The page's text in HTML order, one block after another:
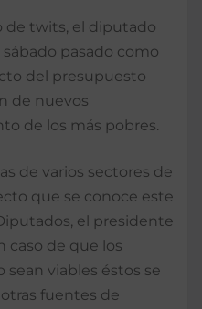
de twits, el diputado
pasado como
del presupuesto
de nuevos
de los más pobres.
de varios sectores de
que se conoce este
el presidente
caso de que los
viables éstos se
fuentes de